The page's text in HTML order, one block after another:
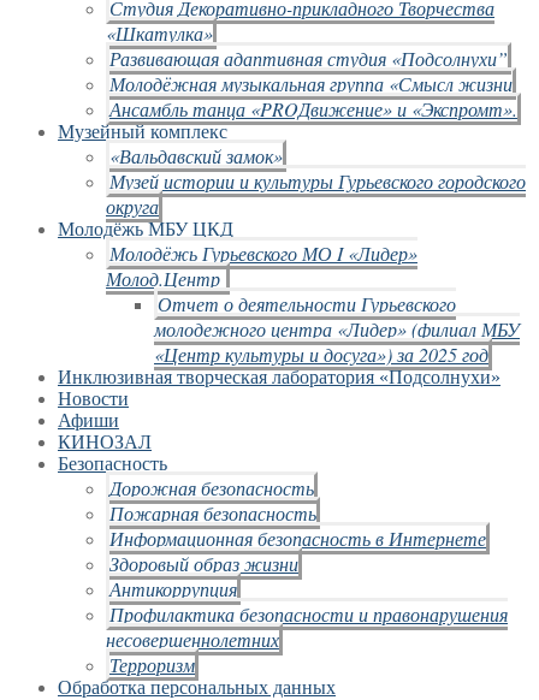
Студия Декоративно-прикладного Творчества
«Шкатулка»
Развивающая адаптивная студия «Подсолнухи”
Молодёжная музыкальная группа «Смысл жизни
Ансамбль танца «PROДвижение» и «Экспромт».
Музейный комплекс
«Вальдавский замок»
Музей истории и культуры Гурьевского городского
округа
Молодёжь МБУ ЦКД
Молодёжь Гурьевского МО I «Лидер»
Молод.Центр
Отчет о деятельности Гурьевского
молодежного центра «Лидер» (филиал МБУ
«Центр культуры и досуга») за 2025 год
Инклюзивная творческая лаборатория «Подсолнухи»
Новости
Афиши
КИНОЗАЛ
Безопасность
Дорожная безопасность
Пожарная безопасность
Информационная безопасность в Интернете
Здоровый образ жизни
Антикоррупция
Профилактика безопасности и правонарушения
несовершеннолетних
Терроризм
Обработка персональных данных